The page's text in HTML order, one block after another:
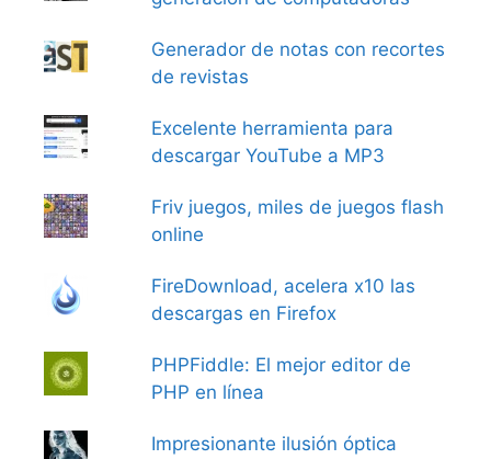
Generador de notas con recortes
de revistas
Excelente herramienta para
descargar YouTube a MP3
Friv juegos, miles de juegos flash
online
FireDownload, acelera x10 las
descargas en Firefox
PHPFiddle: El mejor editor de
PHP en línea
Impresionante ilusión óptica